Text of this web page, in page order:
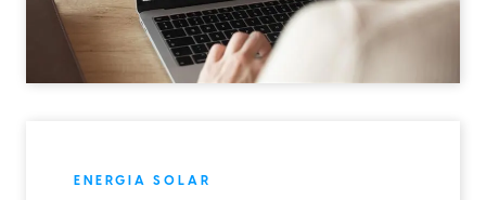
ENERGIA SOLAR